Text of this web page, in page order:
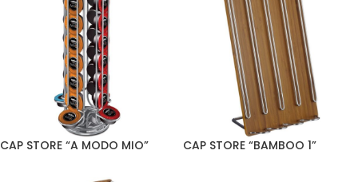
CAP STORE “A MODO MIO” CAP STORE “BAMBOO 1”